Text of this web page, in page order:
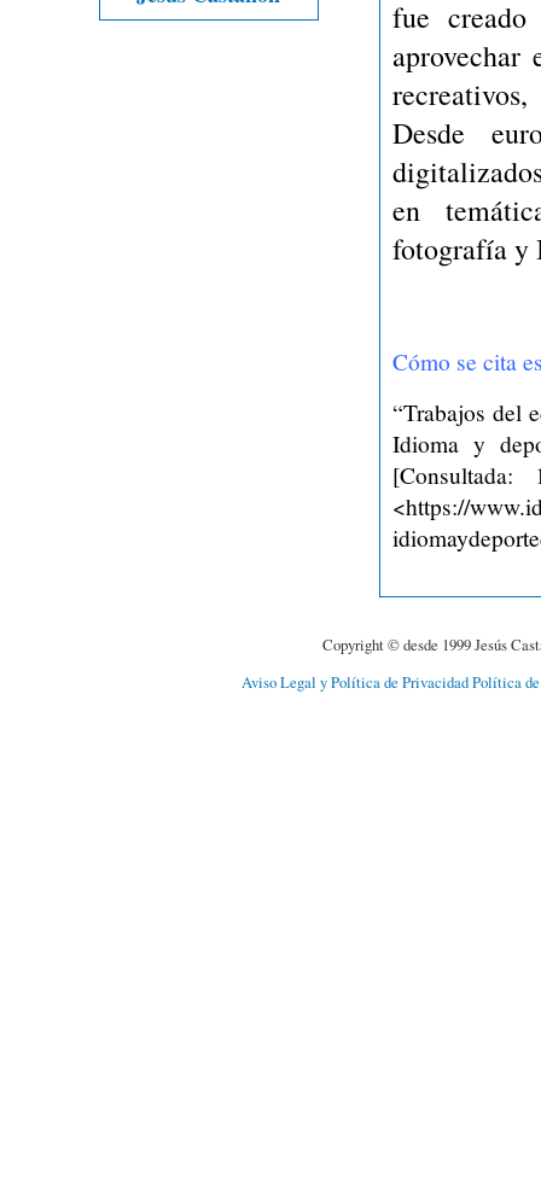
fue
Desde
en
fotografía y
Cómo se cita
“Trabajos del
Idioma y
<https://
Copyright © desde 1999 Jesús
Aviso Legal y Política de PrivacidadPolítica